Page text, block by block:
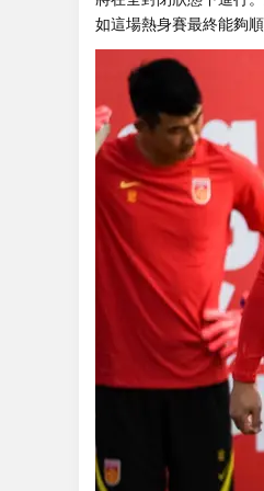
如這場熱身賽最終能夠順